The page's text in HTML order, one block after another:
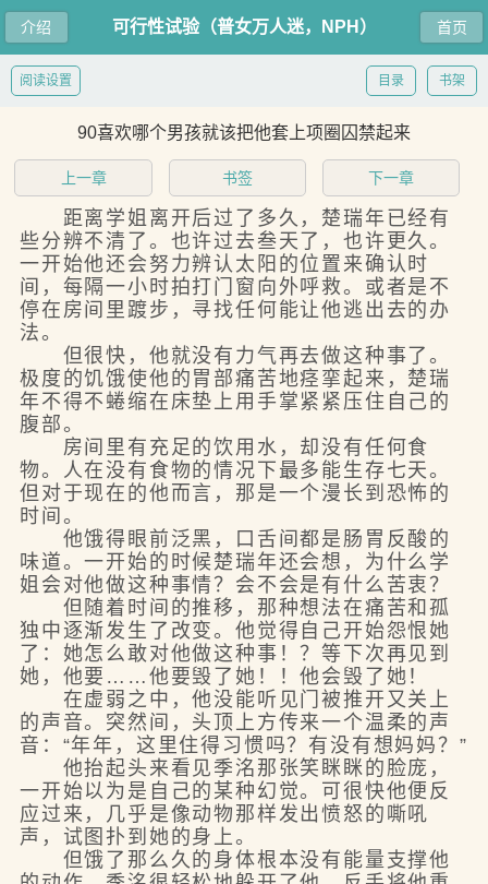
介绍 首页
可行性试验（普女万人迷，NPH）
书架
目录
阅读设置
90喜欢哪个男孩就该把他套上项圈囚禁起来
上一章 书签 下一章
距离学姐离开后过了多久，楚瑞年已经有
些分辨不清了。也许过去叁天了，也许更久。
一开始他还会努力辨认太阳的位置来确认时
间，每隔一小时拍打门窗向外呼救。或者是不
停在房间里踱步，寻找任何能让他逃出去的办
法。
但很快，他就没有力气再去做这种事了。
极度的饥饿使他的胃部痛苦地痉挛起来，楚瑞
年不得不蜷缩在床垫上用手掌紧紧压住自己的
腹部。
房间里有充足的饮用水，却没有任何食
物。人在没有食物的情况下最多能生存七天。
但对于现在的他而言，那是一个漫长到恐怖的
时间。
他饿得眼前泛黑，口舌间都是肠胃反酸的
味道。一开始的时候楚瑞年还会想，为什么学
姐会对他做这种事情？会不会是有什么苦衷？
但随着时间的推移，那种想法在痛苦和孤
独中逐渐发生了改变。他觉得自己开始怨恨她
了：她怎么敢对他做这种事！？等下次再见到
她，他要……他要毁了她！！他会毁了她！
在虚弱之中，他没能听见门被推开又关上
的声音。突然间，头顶上方传来一个温柔的声
音：“年年，这里住得习惯吗？有没有想妈妈？”
他抬起头来看见季洺那张笑眯眯的脸庞，
一开始以为是自己的某种幻觉。可很快他便反
应过来，几乎是像动物那样发出愤怒的嘶吼
声，试图扑到她的身上。
但饿了那么久的身体根本没有能量支撑他